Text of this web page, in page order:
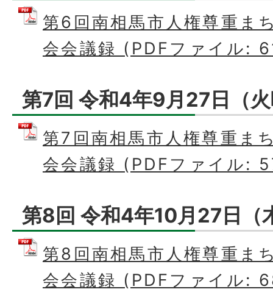
第6回南相馬市人権尊重ま
会会議録 (PDFファイル:
第7回 令和4年9月27日（
第7回南相馬市人権尊重ま
会会議録 (PDFファイル:
第8回 令和4年10月27日（
第8回南相馬市人権尊重ま
会会議録 (PDFファイル: